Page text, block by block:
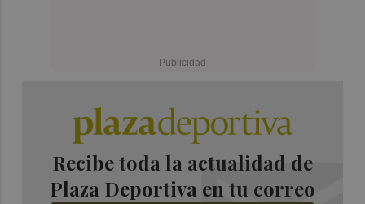
Recibe toda la actualidad de
Plaza Deportiva en tu correo